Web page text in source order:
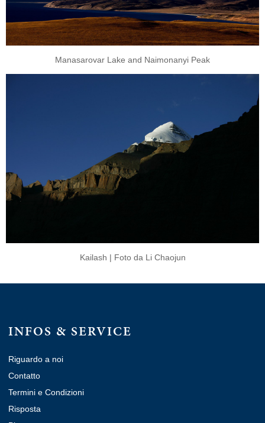
Manasarovar Lake and Naimonanyi Peak
Kailash | Foto da Li Chaojun
INFOS & SERVICE
Riguardo a noi
Contatto
Termini e Condizioni
Risposta